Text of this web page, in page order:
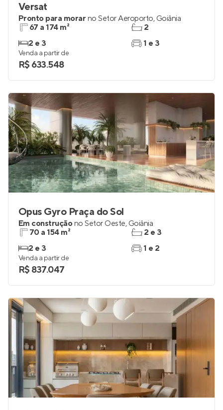
Versat
Pronto para morar no Setor Aeroporto, Goiânia
67 a 174 m²
2 e 3
2
1 e 3
Venda a partir de
R$ 633.548
Opus Gyro Praça do Sol
Em construçãono Setor Oeste, Goiânia
70 a 154 m²
2 e 3
2 e 3
1 e 2
Venda a partir de
R$ 837.047